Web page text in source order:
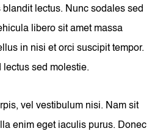
lectus. Nunc sodales sed
libero sit amet massa
in nisi et orci suscipit tempor.
lectus sed molestie.
vel vestibulum nisi. Nam sit
enim eget iaculis purus. Donec